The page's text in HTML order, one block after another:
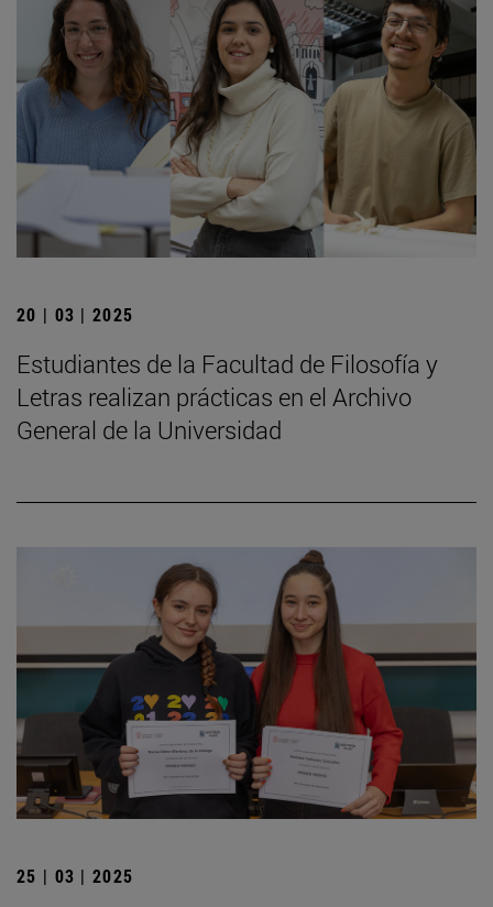
20 | 03 | 2025
Estudiantes de la Facultad de Filosofía y
Letras realizan prácticas en el Archivo
General de la Universidad
25 | 03 | 2025